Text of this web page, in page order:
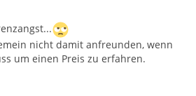
nicht damit anfreunden, wenn
um einen Preis zu erfahren.